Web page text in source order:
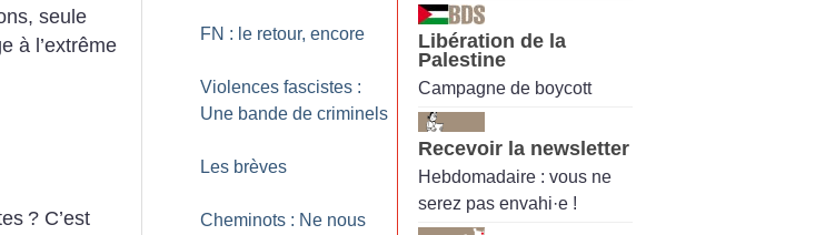
seule
à l’extrême
? C’est
FN : le retour, encore
Violences fascistes :
Une bande de criminels
Les brèves
Cheminots : Ne nous
Libération de la
Palestine
Campagne de boycott
Recevoir la newsletter
Hebdomadaire : vous ne
serez pas envahi·e !